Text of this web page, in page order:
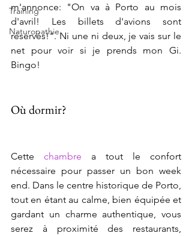
Training
Naturopathie
m'annonce: "On va à Porto au mois
d'avril! Les billets d'avions sont
réservés!". Ni une ni deux, je vais sur le
net pour voir si je prends mon Gi.
Bingo!
Où dormir?
Cette chambre a tout le confort
nécessaire pour passer un bon week
end. Dans le centre historique de Porto,
tout en étant au calme, bien équipée et
gardant un charme authentique, vous
serez à proximité des restaurants,